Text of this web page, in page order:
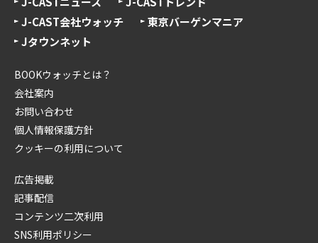
J-CAST会社ウォッチ
東京バーゲンマニア
Jタウンネット
BOOKウォッチとは？
会社案内
お問い合わせ
個人情報保護方針
クッキーの利用について
広告掲載
記事配信
コンテンツ二次利用
SNS利用ポリシー